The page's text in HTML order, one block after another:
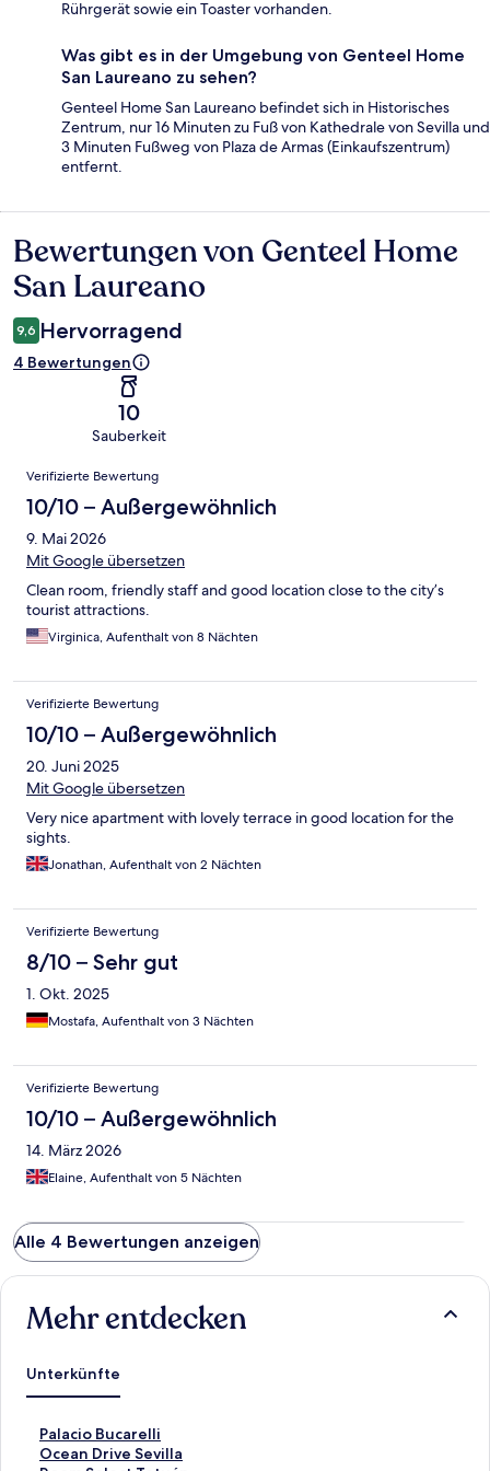
Rührgerät sowie ein Toaster vorhanden.
Was gibt es in der Umgebung von Genteel Home
San Laureano zu sehen?
Genteel Home San Laureano befindet sich in Historisches
Zentrum, nur 16 Minuten zu Fuß von Kathedrale von Sevilla und
3 Minuten Fußweg von Plaza de Armas (Einkaufszentrum)
entfernt.
Bewertungen
Bewertungen von Genteel Home
San Laureano
9,6 Hervorragend
4 Bewertungen
10
Sauberkeit
Bewertungen
Verifizierte Bewertung
10/10 – Außergewöhnlich
9. Mai 2026
Mit Google übersetzen
Clean room, friendly staff and good location close to the city’s
tourist attractions.
Virginica, Aufenthalt von 8 Nächten
Verifizierte Bewertung
10/10 – Außergewöhnlich
20. Juni 2025
Mit Google übersetzen
Very nice apartment with lovely terrace in good location for the
sights.
Jonathan, Aufenthalt von 2 Nächten
Verifizierte Bewertung
8/10 – Sehr gut
1. Okt. 2025
Mostafa, Aufenthalt von 3 Nächten
Verifizierte Bewertung
10/10 – Außergewöhnlich
14. März 2026
Elaine, Aufenthalt von 5 Nächten
Alle 4 Bewertungen anzeigen
Mehr entdecken
Unterkünfte
Palacio Bucarelli
L
iOcean Drive Sevilla
L